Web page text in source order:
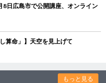
日広島市で公開講座、オンライン
算命」】天空を見上げて
もっと見る